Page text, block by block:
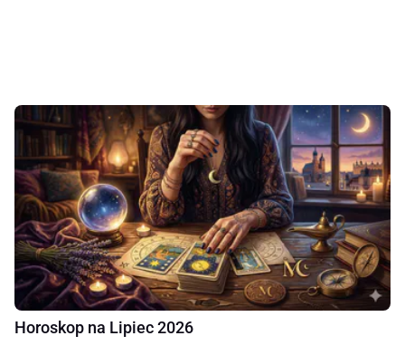
Horoskop na Lipiec 2026